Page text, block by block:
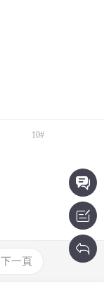
10#
下一頁